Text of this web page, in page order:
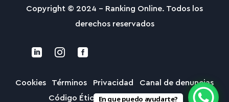
Copyright © 2024 – Ranking Online. Todos los
derechos reservados
  
Cookies Términos Privacidad Canal de denuncias
Código ÉticoPrivacidad Denuncias
En que puedo ayudarte?